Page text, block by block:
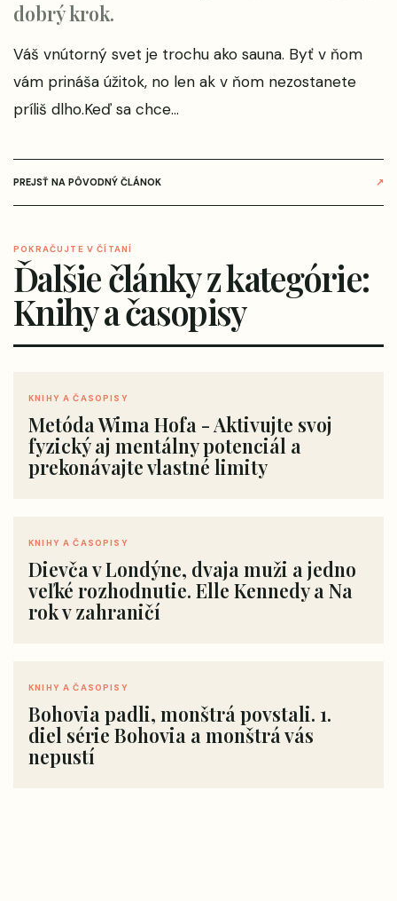
dobrý krok.
Váš vnútorný svet je trochu ako sauna. Byť v ňom
vám prináša úžitok, no len ak v ňom nezostanete
príliš dlho.Keď sa chce...
PREJSŤ NA PÔVODNÝ ČLÁNOK ↗
POKRAČUJTE V ČÍTANÍ
Ďalšie články z kategórie:
Knihy a časopisy
KNIHY A ČASOPISY
Metóda Wima Hofa - Aktivujte svoj
fyzický aj mentálny potenciál a
prekonávajte vlastné limity
KNIHY A ČASOPISY
Dievča v Londýne, dvaja muži a jedno
veľké rozhodnutie. Elle Kennedy a Na
rok v zahraničí
KNIHY A ČASOPISY
Bohovia padli, monštrá povstali. 1.
diel série Bohovia a monštrá vás
nepustí